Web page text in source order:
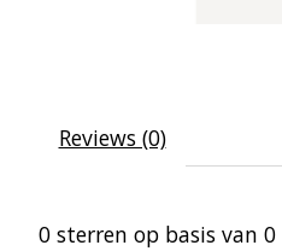
Reviews (0)
0 sterren op basis van 0